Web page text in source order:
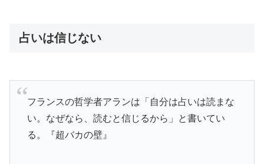
占いは信じない
フランスの哲学者アランは「自分は占いは読まな
い。なぜなら、読むと信じるから」と書いてい
る。『超バカの壁』